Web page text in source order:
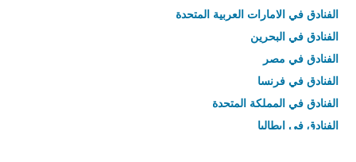
الفنادق في الامارات العربية المتحدة
الفنادق في البحرين
الفنادق في مصر
الفنادق في فرنسا
الفنادق في المملكة المتحدة
الفنادق في إيطاليا